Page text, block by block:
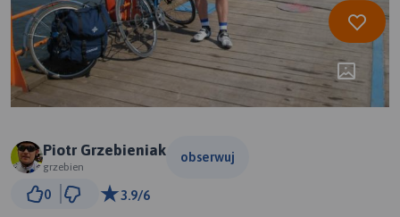
Piotr Grzebieniak
grzebien
obserwuj
0 3.9/6